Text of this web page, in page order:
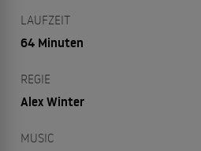
LAUFZEIT
64 Minuten
REGIE
Alex Winter
MUSIC